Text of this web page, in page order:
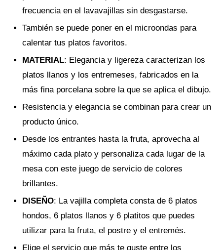
frecuencia en el lavavajillas sin desgastarse.
También se puede poner en el microondas para
calentar tus platos favoritos.
MATERIAL: Elegancia y ligereza caracterizan los
platos llanos y los entremeses, fabricados en la
más fina porcelana sobre la que se aplica el dibujo.
Resistencia y elegancia se combinan para crear un
producto único.
Desde los entrantes hasta la fruta, aprovecha al
máximo cada plato y personaliza cada lugar de la
mesa con este juego de servicio de colores
brillantes.
DISEÑO: La vajilla completa consta de 6 platos
hondos, 6 platos llanos y 6 platitos que puedes
utilizar para la fruta, el postre y el entremés.
Elige el servicio que más te guste entre los